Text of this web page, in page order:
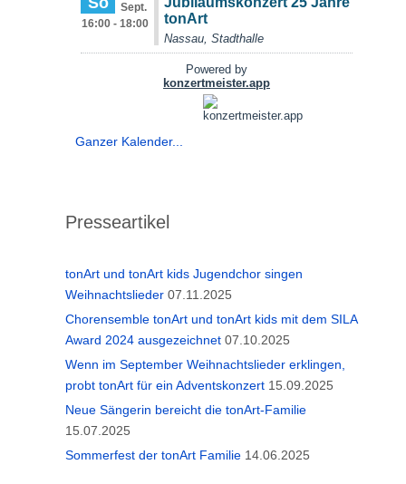
Ganzer Kalender...
Presseartikel
tonArt und tonArt kids Jugendchor singen
Weihnachtslieder 07.11.2025
Chorensemble tonArt und tonArt kids mit dem SILA
Award 2024 ausgezeichnet 07.10.2025
Wenn im September Weihnachtslieder erklingen,
probt tonArt für ein Adventskonzert 15.09.2025
Neue Sängerin bereicht die tonArt-Familie
15.07.2025
Sommerfest der tonArt Familie 14.06.2025